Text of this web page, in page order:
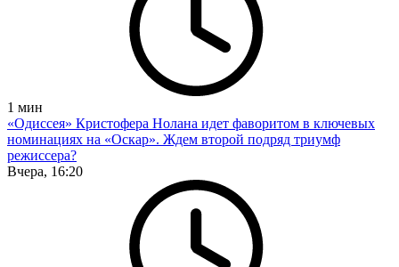
1 мин
«Одиссея» Кристофера Нолана идет фаворитом в ключевых
номинациях на «Оскар». Ждем второй подряд триумф
режиссера?
Вчера, 16:20